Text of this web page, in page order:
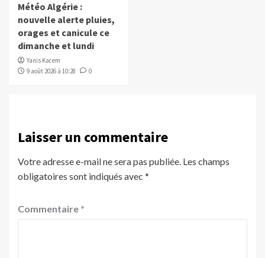
Météo Algérie :
nouvelle alerte pluies,
orages et canicule ce
dimanche et lundi
Yanis Kacem
9 août 2026 à 10:28
0
Laisser un commentaire
Votre adresse e-mail ne sera pas publiée. Les champs
obligatoires sont indiqués avec *
Commentaire *